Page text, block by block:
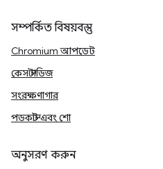
সম্পর্কিত বিষয়বস্তু
Chromium আপডেট
কেস স্টাডিজ
সংরক্ষণাগার
পডকাস্ট এবং শো
অনুসরণ করুন